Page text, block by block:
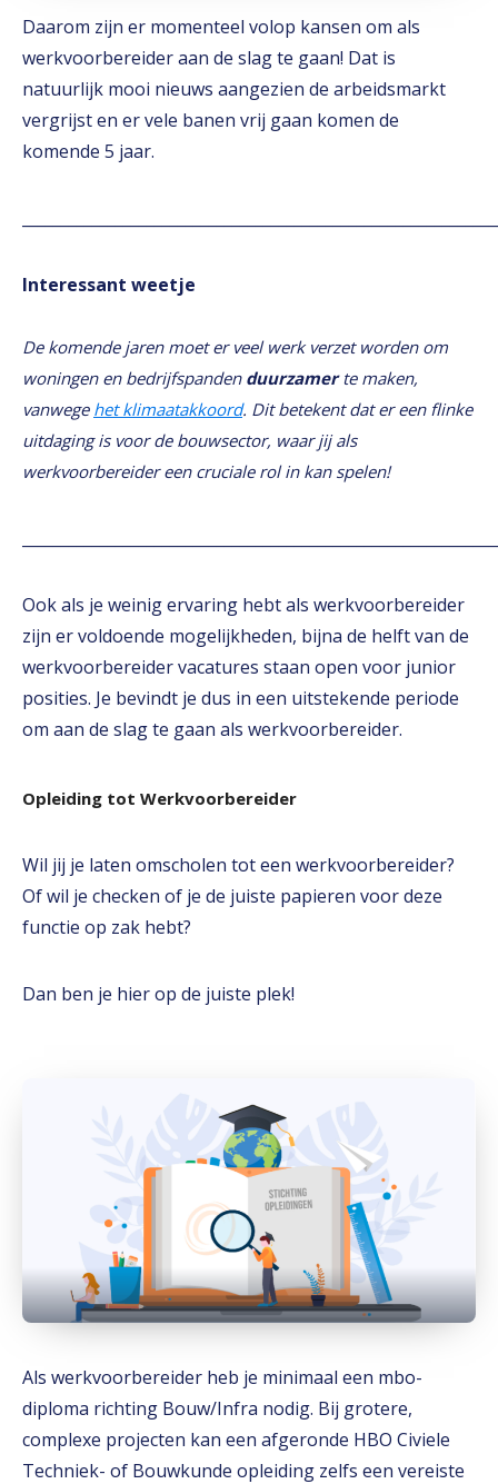
Daarom zijn er momenteel volop kansen om als
werkvoorbereider aan de slag te gaan! Dat is
natuurlijk mooi nieuws aangezien de arbeidsmarkt
vergrijst en er vele banen vrij gaan komen de
komende 5 jaar.
Interessant weetje
De komende jaren moet er veel werk verzet worden om
woningen en bedrijfspanden duurzamerte maken,
vanwege het klimaatakkoord. Dit betekent dat er een flinke
uitdaging is voor de bouwsector, waar jij als
werkvoorbereider een cruciale rol in kan spelen!
Ook als je weinig ervaring hebt als werkvoorbereider
zijn er voldoende mogelijkheden, bijna de helft van de
werkvoorbereider vacatures staan open voor junior
posities. Je bevindt je dus in een uitstekende periode
om aan de slag te gaan als werkvoorbereider.
Opleiding tot Werkvoorbereider
Wil jij je laten omscholen tot een werkvoorbereider?
Of wil je checken of je de juiste papieren voor deze
functie op zak hebt?
Dan ben je hier op de juiste plek!
Als werkvoorbereider heb je minimaal een mbo-
diploma richting Bouw/Infra nodig. Bij grotere,
complexe projecten kan een afgeronde HBO Civiele
Techniek- of Bouwkunde opleiding zelfs een vereiste